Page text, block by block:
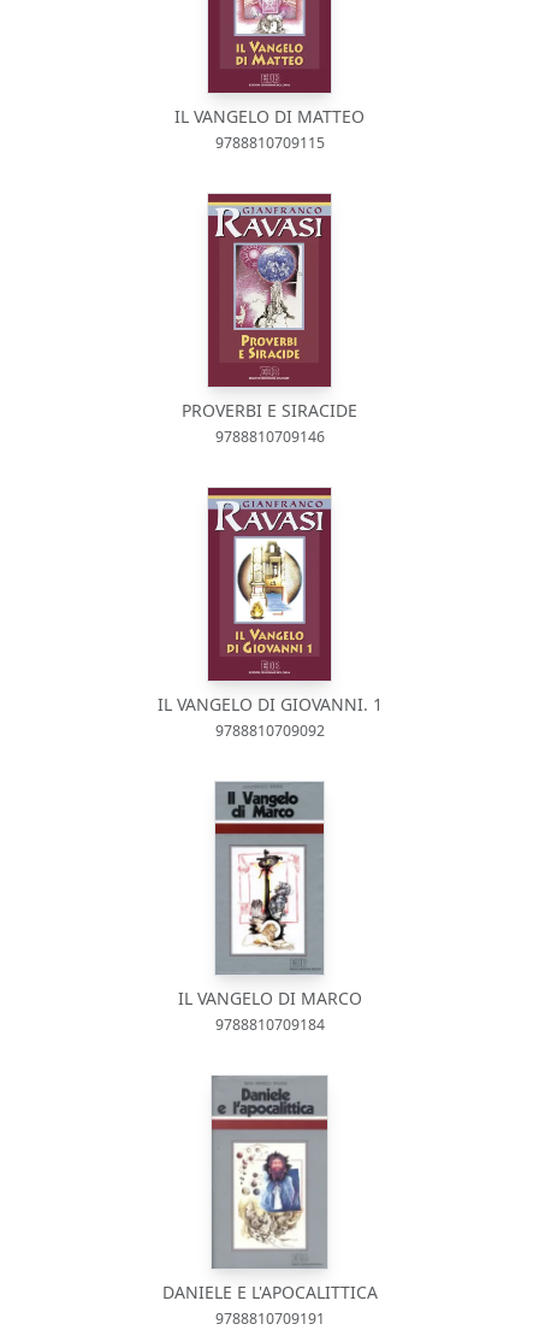
IL VANGELO DI MATTEO
9788810709115
PROVERBI E SIRACIDE
9788810709146
IL VANGELO DI GIOVANNI. 1
9788810709092
IL VANGELO DI MARCO
9788810709184
DANIELE E L'APOCALITTICA
9788810709191